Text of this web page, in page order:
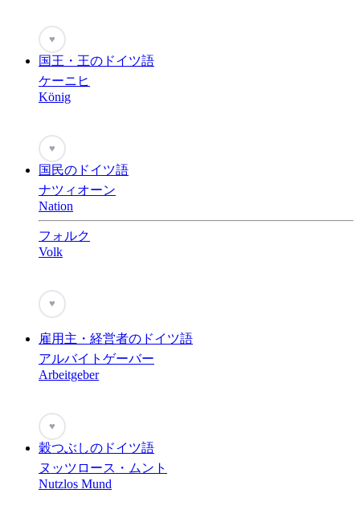
♥
国王・王のドイツ語
ケーニヒ
König
♥
国民のドイツ語
ナツィオーン
Nation
フォルク
Volk
♥
雇用主・経営者のドイツ語
アルバイトゲーバー
Arbeitgeber
♥
穀つぶしのドイツ語
ヌッツロース・ムント
Nutzlos Mund